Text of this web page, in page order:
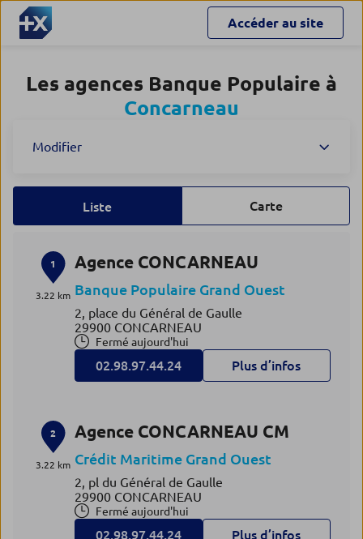
Accéder au site
Les agences Banque Populaire à
Concarneau
Modifier
Liste Carte
1
3.22 km
Agence CONCARNEAU
Banque Populaire Grand Ouest
2, place du Général de Gaulle
29900 CONCARNEAU
Fermé aujourd'hui
02.98.97.44.24 Plus d’infos
2
3.22 km
Agence CONCARNEAU CM
Crédit Maritime Grand Ouest
2, pl du Général de Gaulle
29900 CONCARNEAU
Fermé aujourd'hui
02.98.97.44.24 Plus d’infos